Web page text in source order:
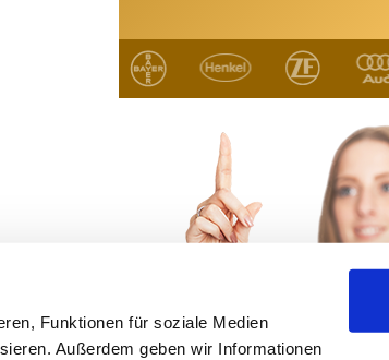
Funktionen für soziale Medien
Außerdem geben wir Informationen